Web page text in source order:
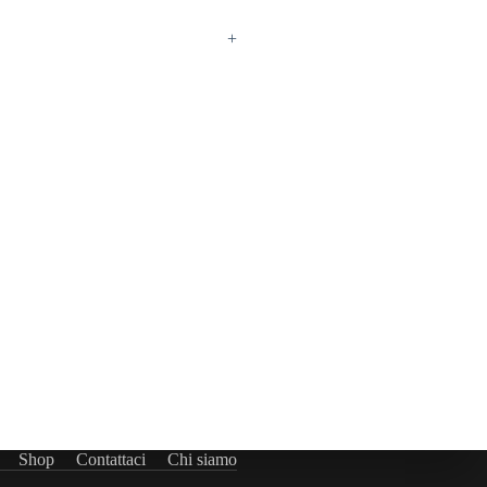
+
Shop Contattaci Chi siamo